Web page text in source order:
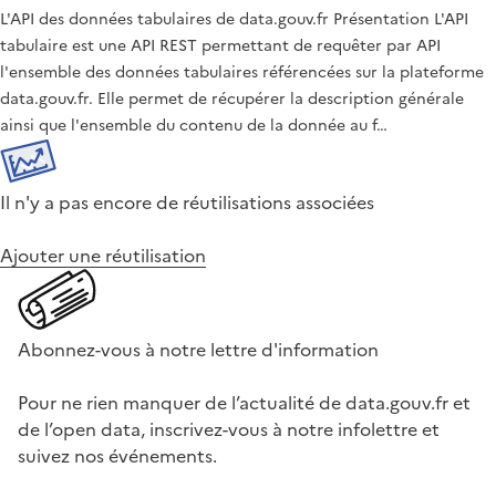
L'API des données tabulaires de data.gouv.fr Présentation L'API
tabulaire est une API REST permettant de requêter par API
l'ensemble des données tabulaires référencées sur la plateforme
data.gouv.fr. Elle permet de récupérer la description générale
ainsi que l'ensemble du contenu de la donnée au f…
Il n'y a pas encore de réutilisations associées
Ajouter une réutilisation
Abonnez-vous à notre lettre d'information
Pour ne rien manquer de l’actualité de data.gouv.fr et
de l’open data, inscrivez-vous à notre infolettre et
suivez nos événements.